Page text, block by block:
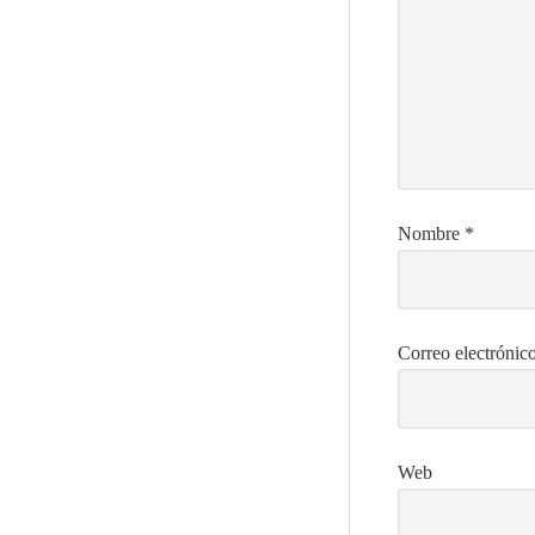
Nombre *
Correo
Web